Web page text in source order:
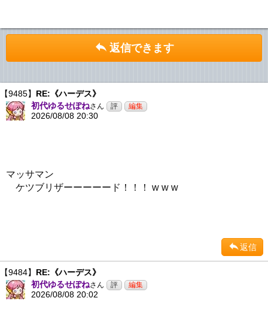
返信できます
【9485】 RE:《ハーデス》
初代ゆるせぽねさん
2026/08/08 20:30
マッサマン
ケツブリザーーーーード！！！ w w w
返信
【9484】 RE:《ハーデス》
初代ゆるせぽねさん
2026/08/08 20:02